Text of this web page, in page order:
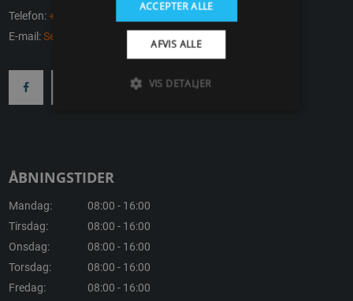
Telefon:+45 2022 2843
E-mail:Send en mail
ÅBNINGSTIDER
Mandag:
08:00 - 16:00
Tirsdag:
08:00 - 16:00
Onsdag:
08:00 - 16:00
Torsdag:
08:00 - 16:00
Fredag:
08:00 - 16:00
ACCEPTER ALLE
AFVIS ALLE
VIS DETALJER